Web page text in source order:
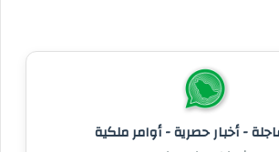
- أخبار حصرية - أوامر ملكية